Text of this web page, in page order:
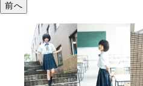
前へ